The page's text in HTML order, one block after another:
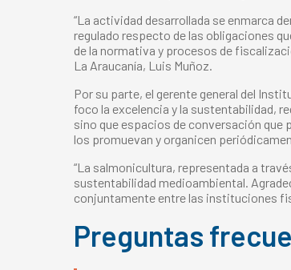
“La actividad desarrollada se enmarca
regulado respecto de las obligaciones
de la normativa y procesos de
La Araucanía, Luis Muñoz.
Por su parte, el gerente general del
foco la excelencia y la sustentabilidad,
sino que espacios de conversación que
los promuevan y organicen
“La salmonicultura, representada a
sustentabilidad medioambiental.
conjuntamente entre las instituciones
Preguntas